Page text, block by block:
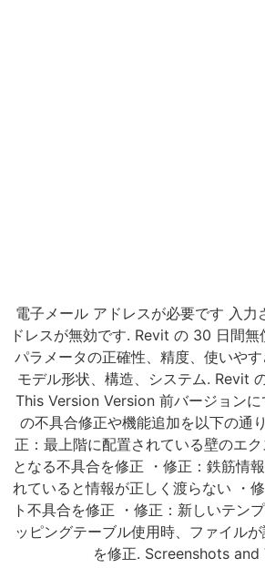
電子メール アドレスが必要です 入力
ドレスが無効です. Revit の 30 日間
パラメータの正確性、精度、使いや
モデル形状、構造、システム. Revit
This Version Version 前バージョン
の不具合修正や機能追加を以下の通
正：最上階に配置されている壁のエ
となる不具合を修正 ・修正：鉄筋情
れていると情報が正しく渡らない ・
ト不具合を修正 ・修正：新しいテン
ッピングテーブル使用時、ファイル
を修正. Screenshots and